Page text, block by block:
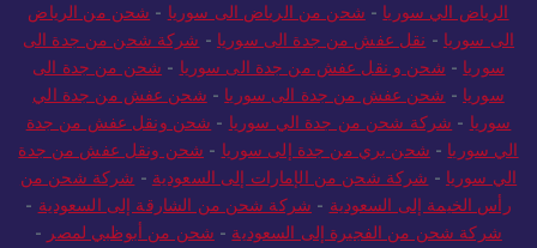
الرياض الي سوريا - شحن من الرياض الى سوريا - شحن من الرياض
الى سوريا - نقل عفش من جدة الى سوريا - شركة شحن من جدة الى
سوريا - شحن و نقل عفش من جدة الى سوريا - شحن من جدة الى
سوريا - شحن عفش من جدة الى سوريا - شحن عفش من جدة الي
سوريا - شركة شحن من جدة الي سوريا - شحن ونقل عفش من جدة
الي سوريا - شحن بري من جدة إلى سوريا - شحن ونقل عفش من جدة
الي سوريا - شركة شحن من الإمارات إلى السعودية - شركة شحن من
رأس الخيمة إلى السعودية - شركة شحن من الشارقة إلى السعودية -
شركة شحن من الفجيرة إلى السعودية - شحن من أبوظبي لمصر -